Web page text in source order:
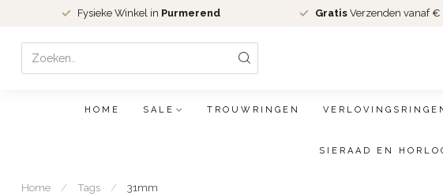
Fysieke Winkel in Purmerend GratisVerzenden vanaf €
HOME SALE TROUWRINGEN
SIERAAD EN
Home / Tags / 31mm